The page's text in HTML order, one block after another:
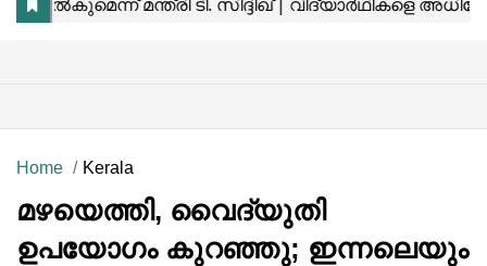
Home Kerala
മഴയെത്തി, വൈദ്യുതി
ഉപയോഗം കുറഞ്ഞു; ഇന്നലെയും